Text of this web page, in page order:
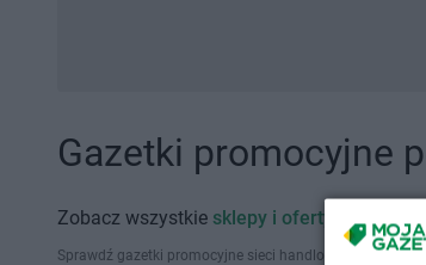
Gazetki promocyjne
Zobacz wszystkie sklepy i oferty
Sprawdź gazetki promocyjne sieci handlowych, które